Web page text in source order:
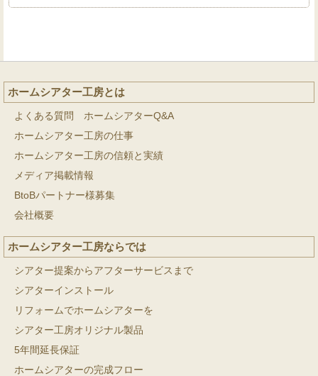
ホームシアター工房とは
よくある質問 ホームシアターQ&A
ホームシアター工房の仕事
ホームシアター工房の信頼と実績
メディア掲載情報
BtoBパートナー様募集
会社概要
ホームシアター工房ならでは
シアター提案からアフターサービスまで
シアターインストール
リフォームでホームシアターを
シアター工房オリジナル製品
5年間延長保証
ホームシアターの完成フロー